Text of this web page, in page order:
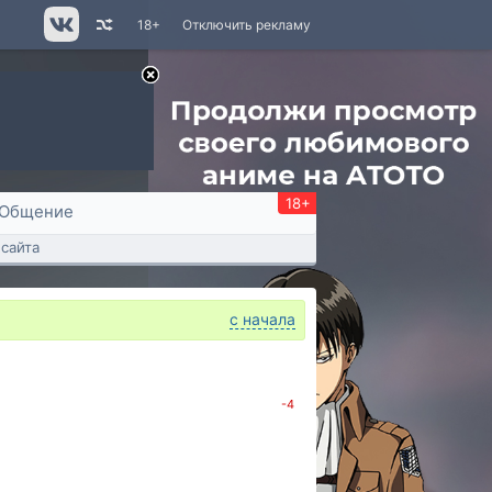
Отключить рекламу
18+
18+
с начала
-4